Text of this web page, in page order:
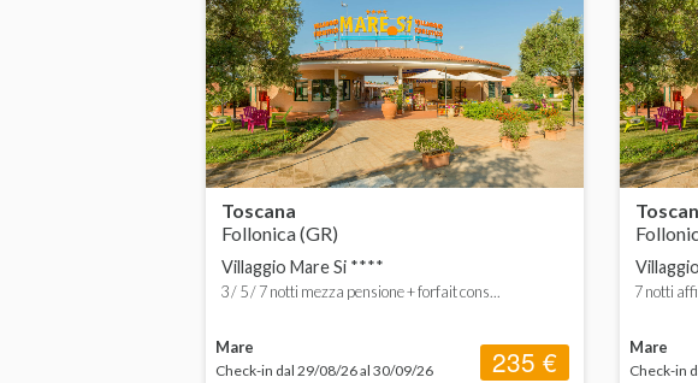
Toscana
Veneto
ESTERO
Capo Verde
Croazia
Toscana
Follonica (GR)
Villaggio Mare Si ****
3 / 5 / 7 notti mezza pensione + forfait cons...
Mare
Check-in dal 29/08/26 al 30/09/26 235 €
7 notti
Mare
Check-in